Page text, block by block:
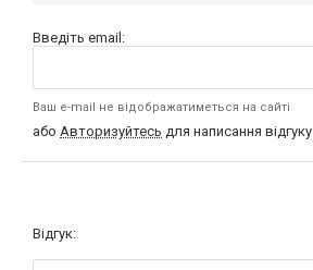
Введіть email:
Ваш e-mail не відображатиметься на сайті
або Авторизуйтесь для написання відгуку
Відгук: